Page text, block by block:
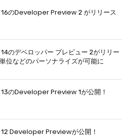
のDeveloper Preview 2 がリリース
のデベロッパー プレビュー 2がリリー
位などのパーソナライズが可能に
のDeveloper Preview 1が公開！
Developer Previewが公開！